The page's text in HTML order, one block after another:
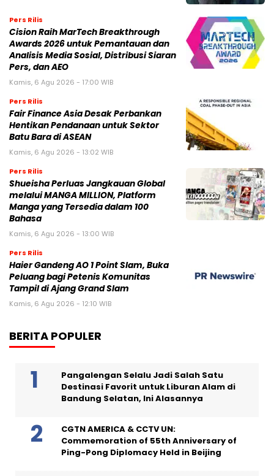
Pers Rilis
Cision Raih MarTech Breakthrough
Awards 2026 untuk Pemantauan dan
Analisis Media Sosial, Distribusi Siaran
Pers, dan AEO
Kamis, 6 Agu 2026 - 17:00 WIB
Pers Rilis
Fair Finance Asia Desak Perbankan
Hentikan Pendanaan untuk Sektor
Batu Bara di ASEAN
Kamis, 6 Agu 2026 - 13:02 WIB
Pers Rilis
Shueisha Perluas Jangkauan Global
melalui MANGA MILLION, Platform
Manga yang Tersedia dalam 100
Bahasa
Kamis, 6 Agu 2026 - 13:00 WIB
Pers Rilis
Haier Gandeng AO 1 Point Slam, Buka
Peluang bagi Petenis Komunitas
Tampil di Ajang Grand Slam
Kamis, 6 Agu 2026 - 12:10 WIB
BERITA POPULER
Pangalengan Selalu Jadi Salah Satu
Destinasi Favorit untuk Liburan Alam di
Bandung Selatan, Ini Alasannya
CGTN AMERICA & CCTV UN:
Commemoration of 55th Anniversary of
Ping-Pong Diplomacy Held in Beijing